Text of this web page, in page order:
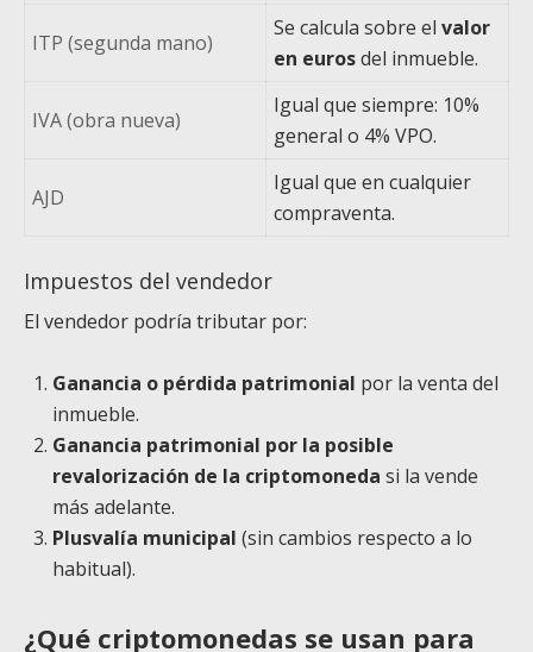
ITP (segunda mano)
Se calcula sobre elvalor
en eurosdel inmueble.
IVA (obra nueva)
Igual que siempre: 10%
general o 4% VPO.
AJD
Igual que en cualquier
compraventa.
Impuestos del vendedor
El vendedor podría tributar por:
Ganancia o pérdida patrimonial por la venta del
inmueble.
Ganancia patrimonial por la posible
revalorización de la criptomoneda si la vende
más adelante.
Plusvalía municipal (sin cambios respecto a lo
habitual).
¿Qué criptomonedas se usan para